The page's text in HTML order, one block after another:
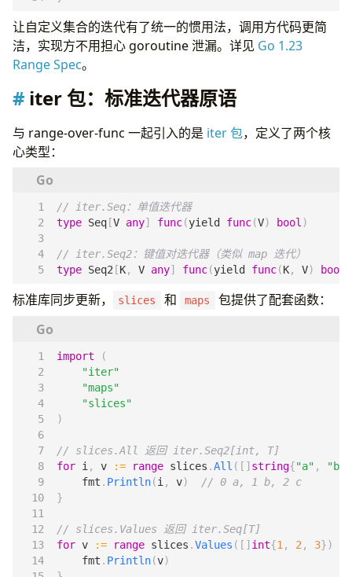
让自定义集合的迭代有了统一的惯用法，调用方代码更简
洁，实现方不用担心 goroutine 泄漏。详见 Go 1.23
Range Spec。
iter 包：标准迭代器原语
与 range-over-func 一起引入的是 iter 包，定义了两个核
心类型：
// iter.Seq：单值迭代器
type Seq [V any] func(yield func(V) bool)
// iter.Seq2：键值对迭代器（类似 map 迭代）
type Seq2 [K, V any] func(yield func(K, V) bool
标准库同步更新， slices 和 maps 包提供了配套函数：
import
(
"iter"
"maps"
"slices"
)
// slices.All 返回 iter.Seq2[int, T]
for i , v := range slices .All ([] string{"a" , "b"
fmt . Println(i , v)
// 0 a, 1 b, 2 c
}
// slices.Values 返回 iter.Seq[T]
for v := range slices .Values ([] int{1 , 2 , 3})
fmt . Println(v)